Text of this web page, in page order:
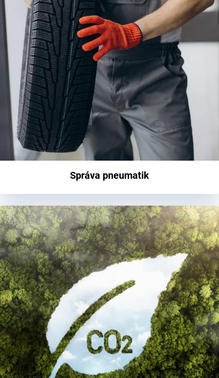
Správa pneumatik